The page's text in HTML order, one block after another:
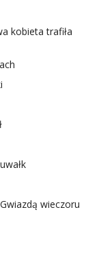
kobieta trafiła
wieczoru